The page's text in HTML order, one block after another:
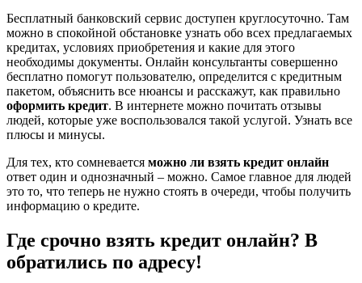
Бесплатный банковский сервис доступен круглосуточно. Там
можно в спокойной обстановке узнать обо всех предлагаемых
кредитах, условиях приобретения и какие для этого
необходимы документы. Онлайн консультанты совершенно
бесплатно помогут пользователю, определится с кредитным
пакетом, объяснить все нюансы и расскажут, как правильно
оформить кредит. В интернете можно почитать отзывы
людей, которые уже воспользовался такой услугой. Узнать все
плюсы и минусы.
Для тех, кто сомневается можно ли взять кредит онлайн
ответ один и однозначный – можно. Самое главное для людей
это то, что теперь не нужно стоять в очереди, чтобы получить
информацию о кредите.
Где срочно взять кредит онлайн? В
обратились по адресу!